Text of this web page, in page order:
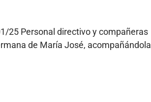
25 Personal directivo y compañeras
de María José, acompañándola